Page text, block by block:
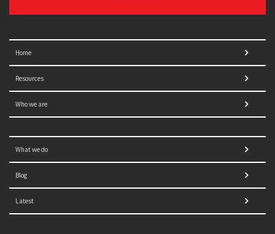
Home
Resources
Who we are
What we do
Blog
Latest